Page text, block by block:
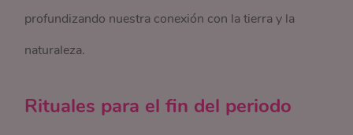
profundizando nuestra conexión con la tierra y la
naturaleza.
Rituales para el fin del periodo